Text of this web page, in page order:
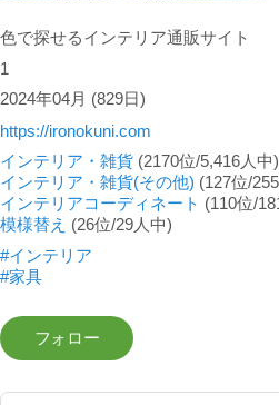
色で探せるインテリア通販サイト
1
2024年04月 (829日)
https://ironokuni.com
インテリア・雑貨 (2170位/5,416人中)
インテリア・雑貨(その他) (127位/
インテリアコーディネート (110位/
模様替え (26位/29人中)
#インテリア
#家具